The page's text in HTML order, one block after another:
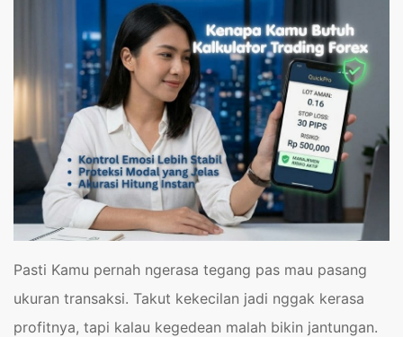
Pasti Kamu pernah ngerasa tegang pas mau pasang
ukuran transaksi. Takut kekecilan jadi nggak kerasa
profitnya, tapi kalau kegedean malah bikin jantungan.